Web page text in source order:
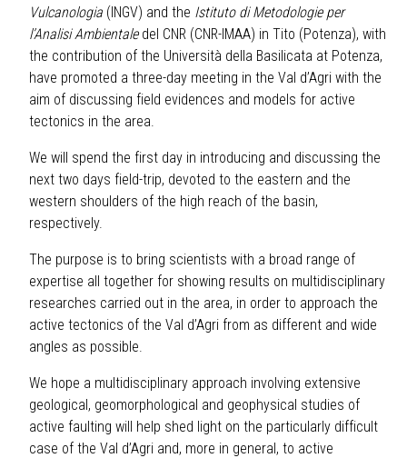
Vulcanologia (INGV) and the Istituto di Metodologie per
l’Analisi Ambientaledel CNR (CNR-IMAA) in Tito (Potenza), with
the contribution of the Università della Basilicata at Potenza,
have promoted a three-day meeting in the Val d’Agri with the
aim of discussing field evidences and models for active
tectonics in the area.
We will spend the first day in introducing and discussing the
next two days field-trip, devoted to the eastern and the
western shoulders of the high reach of the basin,
respectively.
The purpose is to bring scientists with a broad range of
expertise all together for showing results on multidisciplinary
researches carried out in the area, in order to approach the
active tectonics of the Val d’Agri from as different and wide
angles as possible.
We hope a multidisciplinary approach involving extensive
geological, geomorphological and geophysical studies of
active faulting will help shed light on the particularly difficult
case of the Val d’Agri and, more in general, to active